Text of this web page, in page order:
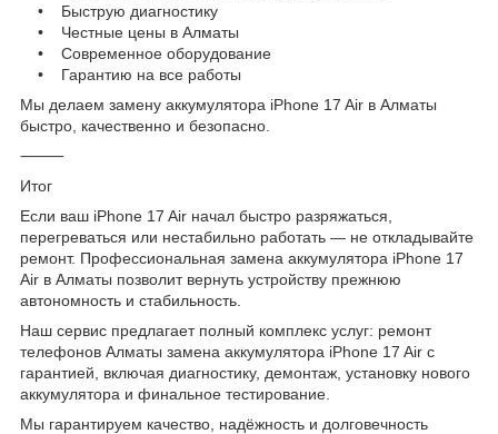
• Быструю диагностику
• Честные цены в Алматы
• Современное оборудование
• Гарантию на все работы
Мы делаем замену аккумулятора iPhone 17 Air в Алматы
быстро, качественно и безопасно.
⸻
Итог
Если ваш iPhone 17 Air начал быстро разряжаться,
перегреваться или нестабильно работать — не откладывайте
ремонт. Профессиональная замена аккумулятора iPhone 17
Air в Алматы позволит вернуть устройству прежнюю
автономность и стабильность.
Наш сервис предлагает полный комплекс услуг: ремонт
телефонов Алматы замена аккумулятора iPhone 17 Air с
гарантией, включая диагностику, демонтаж, установку нового
аккумулятора и финальное тестирование.
Мы гарантируем качество, надёжность и долговечность